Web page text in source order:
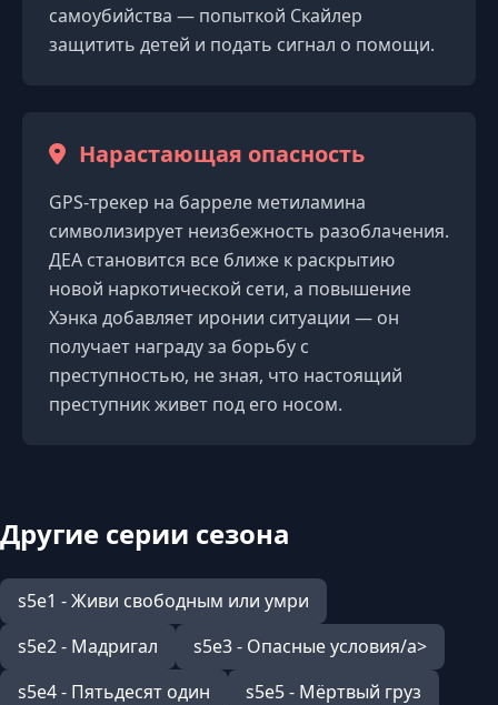
самоубийства — попыткой Скайлер
защитить детей и подать сигнал о помощи.
Нарастающая опасность
GPS-трекер на барреле метиламина
символизирует неизбежность разоблачения.
ДЕА становится все ближе к раскрытию
новой наркотической сети, а повышение
Хэнка добавляет иронии ситуации — он
получает награду за борьбу с
преступностью, не зная, что настоящий
преступник живет под его носом.
Другие серии сезона
s5e1 - Живи свободным или умри
s5e2 - Мадригал
s5e3 - Опасные условия/a>
s5e4 - Пятьдесят один
s5e5 - Мёртвый груз